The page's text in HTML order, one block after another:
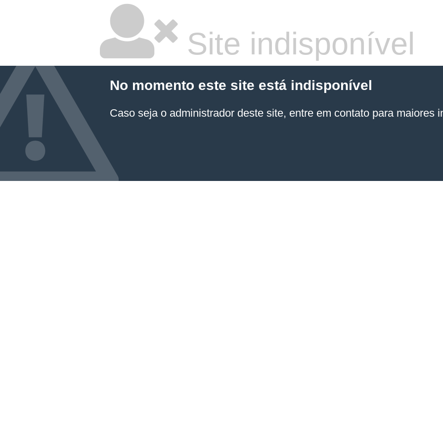
Site indisponível
No momento este site está indisponível
Caso seja o administrador deste site, entre em contato para maiores